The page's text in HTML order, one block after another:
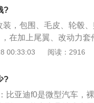
大美龙颜的高质感特级
到底有多精致高能；2
级感觉，而整个车头的
，角度很优秀。也会将
设计当中，还有鼓起的
中。两侧光感出色的车
漓尽致；3、车身的侧
?
装，包围、毛皮、轮毂
在加上尾翼、改动力
其挂车的车身或者车厢
未按照规定安装侧面及
照规定期限进行安全技
未按照本规定第十条规
00:33:03 阅读：2916
?
比亚迪f0是微型汽车，